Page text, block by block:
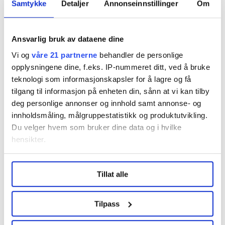
Samtykke Detaljer Annonseinnstillinger Om
Ansvarlig bruk av dataene dine
Vi og våre 21 partnerne behandler de personlige
opplysningene dine, f.eks. IP-nummeret ditt, ved å bruke
teknologi som informasjonskapsler for å lagre og få
tilgang til informasjon på enheten din, sånn at vi kan tilby
deg personlige annonser og innhold samt annonse- og
innholdsmåling, målgruppestatistikk og produktutvikling.
Du velger hvem som bruker dine data og i hvilke
hensikter.
Undermer infokan du lese om hvordan dine personlige
data behandles og hvordan du kan velge hvordan de skal
brukes. Du kan hele tiden endre eller trekke tilbake ditt
samtykke fra erklæringen om informasjonskapsler.
Tillat alle
Tilpass
hovedsammenslutningen som i størst mulig grad deler
våre verdier og kampsaker. FO bør ikke være en del av
I fjor kom det ut en bok, av blant annet vår egen
tidligere forbundsleder, som beskriver LO som en
gammeldags, bakstreversk og mannsdominert
organisasjon. Hva som er sant eller ikke skal ikke jeg
avgjøre, men jeg konstaterer at de meningene
eksisterer. Jeg håper fylkeslagene tar debatten om
hvor vi hører hjemme, fram mot landsmøtet i
november i år.
over tre år gammel